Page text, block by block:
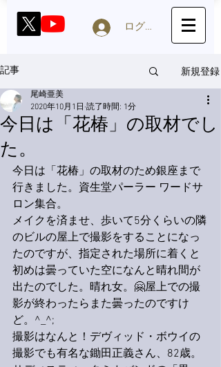
ログイン
記事 新規登録
今日は「花椿」の取材でし
た。
尾崎亜美
2020年10月1日 読了時間: 1分
今日は「花椿」の取材のため銀座まで
行きました。資生堂パーラー ワードサ
ロン集合。
メイクを済ませ、歩いて5分くらいの隣
のビルの屋上で撮影をすることになっ
たのですが、指定された場所に着くと
初めは曇っていた空になんと晴れ間が
出たのでした。晴れ女。🤗屋上での撮
影が終わったらまた曇ったのですけ
ど。^_^;
撮影はなんと！デヴィッド・ボウイの
撮影でも有名な鋤田正義さん、82歳。